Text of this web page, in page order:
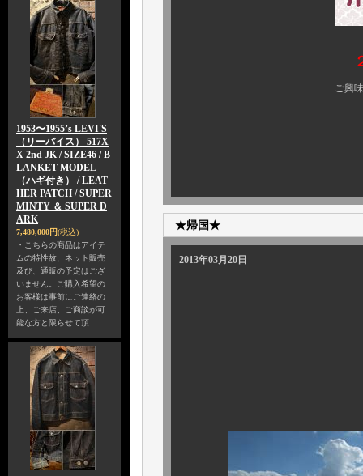
1953〜1955’s LEVI'S
（リーバイス） 517X
X 2nd JK / SIZE46 / B
LANKET MODEL
（ハギ付き） / LEAT
HER PATCH / SUPER
MINTY ＆ SUPER D
ARK
7,480,000円(税込)
・こちらの商品はアイテ
ムの特性故、ネット販売
及び、通販の予定はござ
いません。ご購入希望の
お客様は事前にご連絡の
上、ご来店、ご商談が可
能な方と限らせて頂…
ご興味のある方、ぜひ
★帰国★
2013年03月20日